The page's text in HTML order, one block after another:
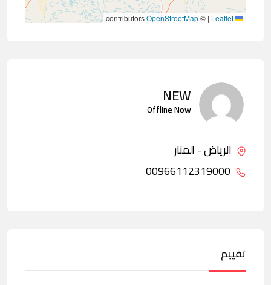
|
©
OpenStreetMap
NEW
Offline Now
الرياض - المنار
تقييم